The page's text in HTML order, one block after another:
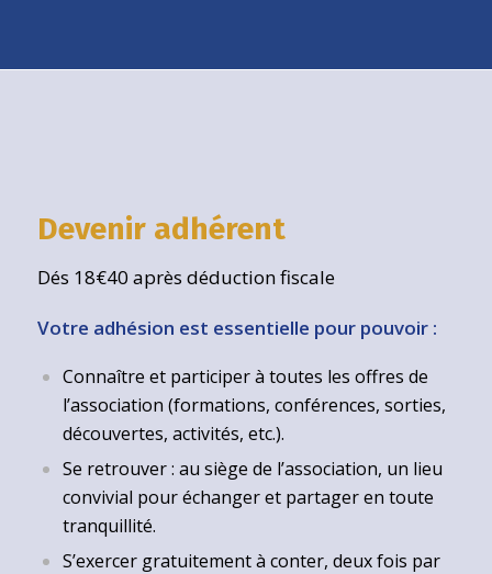
Devenir adhérent
Dés 18€40 après déduction fiscale
Votre adhésion est essentielle pour pouvoir :
Connaître et participer à toutes les offres de
l’association (formations, conférences, sorties,
découvertes, activités, etc.).
Se retrouver : au siège de l’association, un lieu
convivial pour échanger et partager en toute
tranquillité.
S’exercer gratuitement à conter, deux fois par